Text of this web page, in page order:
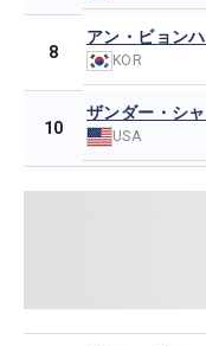
8
アン・ビョン
KOR
10
ザンダー・シ
USA